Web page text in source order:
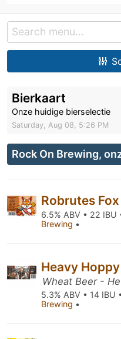
Bierkaart
Onze huidige bierselectie
Saturday, Aug 08, 5:26 PM
Rock On Brewing,
Robrutes Fox
6.5% ABV • 22 IBU
Brewing •
Heavy
Wheat Beer -
5.3% ABV • 14 IBU
Brewing •